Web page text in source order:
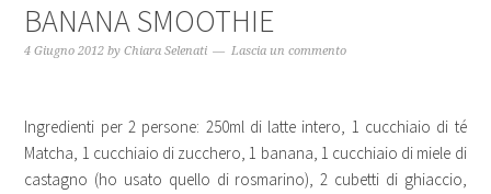
BANANA SMOOTHIE
4 Giugno 2012 byChiara Selenati Lascia un commento
Ingredienti per 2 persone: 250ml di latte intero, 1 cucchiaio di té
Matcha, 1 cucchiaio di zucchero, 1 banana, 1 cucchiaio di miele di
castagno (ho usato quello di rosmarino), 2 cubetti di ghiaccio,